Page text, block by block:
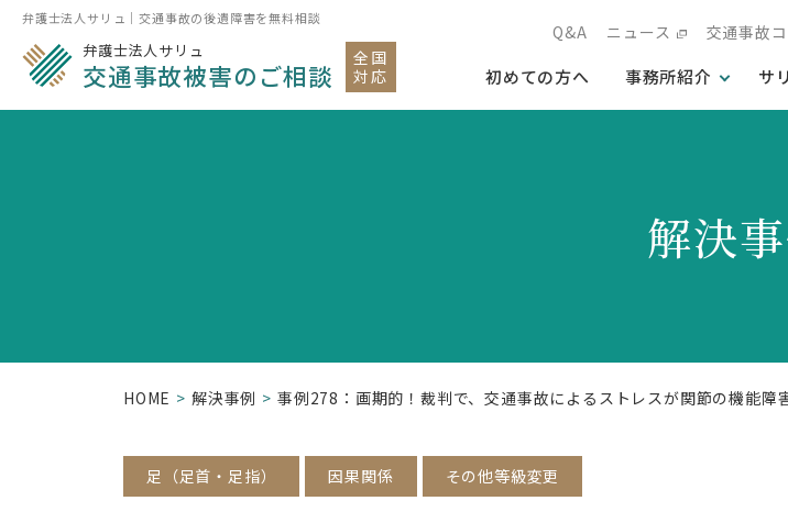
弁護士法人サリュ｜交通事故の後遺障害を無料相談
弁護士法人サリュ
交通事故被害のご相談
全国
対応
Q&A ニュース 交通事故
初めての方へ 事務所紹介 サ
解決
HOME 解決事例 事例278：画期的！裁判で、交通事故によるストレスが関節の機能障
足（足首・足指） 因果関係 その他等級変更